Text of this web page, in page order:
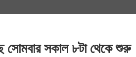
সোমবার সকাল ৮টা থেকে শুরু